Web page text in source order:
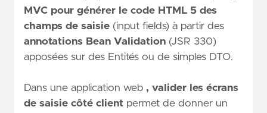
MVC pour générer le code HTML 5 des
champs de saisie (input fields) à partir des
annotations Bean Validation (JSR 330)
apposées sur des Entités ou de simples DTO.
Dans une application web , valider les écrans
de saisie côté client permet de donner un